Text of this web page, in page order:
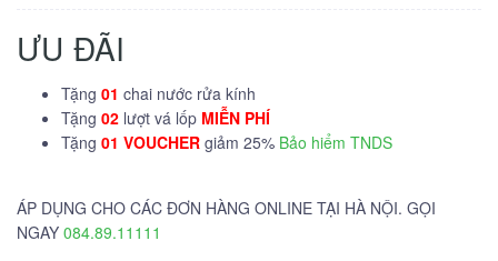
ƯU ĐÃI
Tặng 01 chai nước rửa kính
Tặng 02 lượt vá lốp MIỄN PHÍ
Tặng 01 VOUCHER giảm 25% Bảo hiểm TNDS
ÁP DỤNG CHO CÁC ĐƠN HÀNG ONLINE TẠI HÀ NỘI. GỌI
NGAY 084.89.11111